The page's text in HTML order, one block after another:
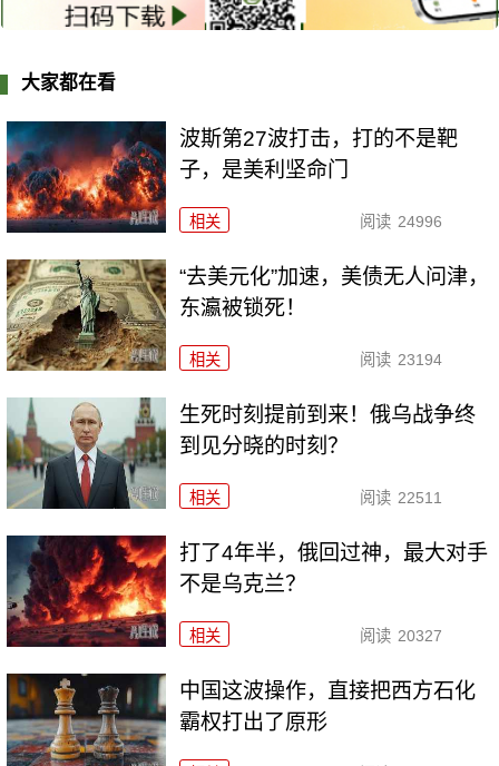
大家都在看
波斯第27波打击，打的不是靶
子，是美利坚命门
相关 阅读 24996
“去美元化”加速，美债无人问津，
东瀛被锁死！
相关 阅读 23194
生死时刻提前到来！俄乌战争终
到见分晓的时刻？
相关 阅读 22511
打了4年半，俄回过神，最大对手
不是乌克兰？
相关 阅读 20327
中国这波操作，直接把西方石化
霸权打出了原形